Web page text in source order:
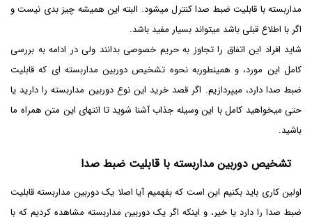
مداربسته با قابلیت ضبط صدا کنترل میشود. البته این همیشه چیز بدی نیست و
اگر با اطلاع قبلی باشد میتواند بسیار مفید باشد.
شاید افراد این اتفاق را تجاوز به حریم خصوصی بدانند ولی در ادامه به بررسی
کامل این مورد، و همینطوربه نحوه تشخیص دوربین مداربسته ای که قابلیت
ضبط صدا دارد، میپردازیم. اگر قصد خرید این نوع دوربین مداربسته را دارید یا
حتی میخواهید کامل با این وسیله جذاب آشنا شوید تا انتهای این متن همراه ما
باشید.
تشخیص دوربین مداربسته با قابلیت ضبط صدا
اولین کاری باید بکنیم این است که بفهمیم آیا اصلا یک دوربین مداربسته قابلیت
ضبط صدا را دارد یا خیر، و اینکه اگر یک دوربین مداربسته مشاهده کردیم که با